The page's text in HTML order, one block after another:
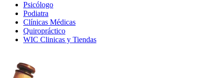
Psicólogo
Podiatra
Clínicas Médicas
Quiropráctico
WIC Clinicas y Tiendas